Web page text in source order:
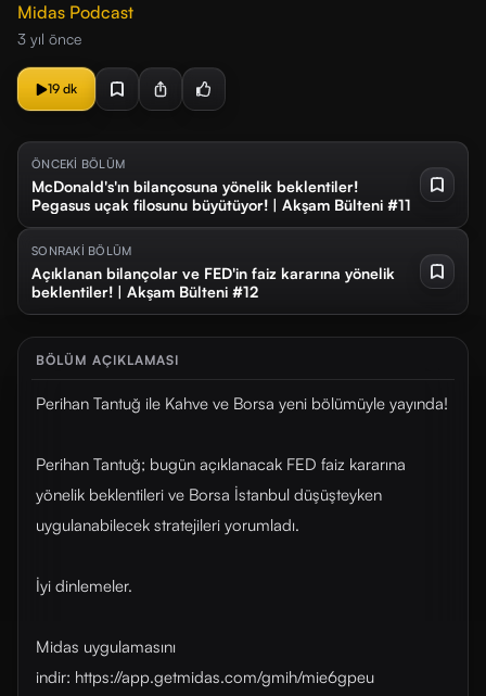
Midas Podcast
3 yıl önce
19 dk
ÖNCEKİ BÖLÜM
McDonald's'ın bilançosuna yönelik beklentiler!
Pegasus uçak filosunu büyütüyor! | Akşam Bülteni #11
SONRAKİ BÖLÜM
Açıklanan bilançolar ve FED'in faiz kararına yönelik
beklentiler! | Akşam Bülteni #12
BÖLÜM AÇIKLAMASI
Perihan Tantuğ ile Kahve ve Borsa yeni bölümüyle yayında!
Perihan Tantuğ; bugün açıklanacak FED faiz kararına
yönelik beklentileri ve Borsa İstanbul düşüşteyken
uygulanabilecek stratejileri yorumladı.
İyi dinlemeler.
Midas uygulamasını
indir: https://app.getmidas.com/gmih/mie6gpeu